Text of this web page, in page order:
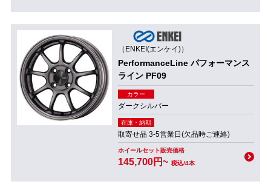
（ENKEI(エンケイ)）
PerformanceLine パフォーマンス
ライン PF09
カラー
ダークシルバー
在庫・納期
取寄せ品 3-5営業日(欠品時ご連絡)
ホイールセット販売価格
145,700円~ 税込/4本